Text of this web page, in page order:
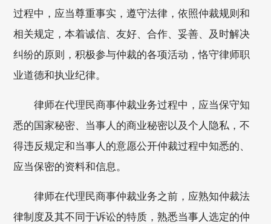
过程中，应当尊重事实，遵守法律，依照仲裁规则和
相关规定，本着诚信、友好、合作、妥善、及时解决
纠纷的原则，积极参与仲裁的各项活动，恪守律师职
业道德和执业纪律。
律师在代理民商事仲裁业务过程中，应当保守知
悉的国家秘密、当事人的商业秘密以及个人隐私，不
得违反规定和当事人的意愿公开仲裁过程中知悉的、
应当保密的资料和信息。
律师在代理民商事仲裁业务之前，应熟知仲裁法
律制度及其不同于诉讼的特质，熟悉当事人选定的仲